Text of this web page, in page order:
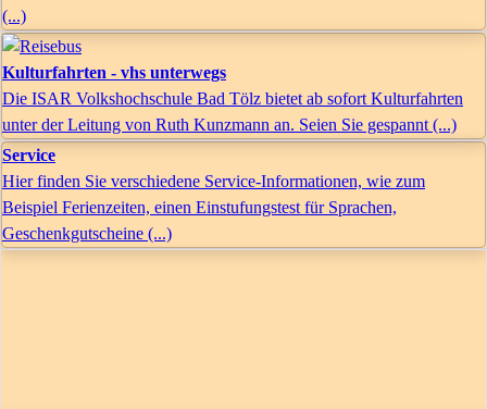
(...)
Kulturfahrten - vhs unterwegs
Die ISAR Volkshochschule Bad Tölz bietet ab sofort Kulturfahrten
unter der Leitung von Ruth Kunzmann an. Seien Sie gespannt (...)
Service
Hier finden Sie verschiedene Service-Informationen, wie zum
Beispiel Ferienzeiten, einen Einstufungstest für Sprachen,
Geschenkgutscheine (...)